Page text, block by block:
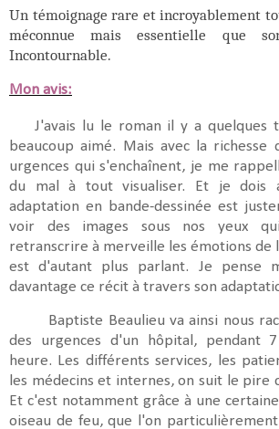
Un témoignage rare et incroyablement
méconnue mais essentielle que
Incontournable.
Mon avis:
J'avais lu le roman il y a quelques
beaucoup aimé. Mais avec la richesse
urgences qui s'enchaînent, je me
du mal à tout visualiser. Et je dois
adaptation en bande-dessinée est
voir des images sous nos yeux
retranscrire à merveille les émotions de
est d'autant plus parlant. Je pense
davantage ce récit à travers son
Baptiste Beaulieu va ainsi nous
des urgences d'un hôpital, pendant
heure. Les différents services, les
les médecins et internes, on suit le pire
Et c'est notamment grâce à une
oiseau de feu, que l'on